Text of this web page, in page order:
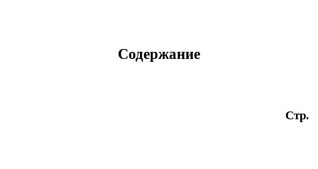
Содержание
Стр.